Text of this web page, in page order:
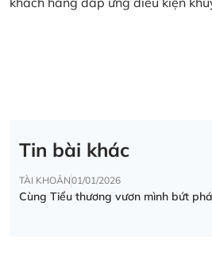
Tin bài khác
TÀI KHOẢN01/01/2026
Cùng Tiểu thương vươn mình bứt phá